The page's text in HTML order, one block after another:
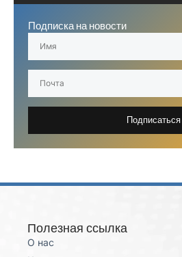
Подписка на новости
Подписаться
Полезная ссылка
О нас